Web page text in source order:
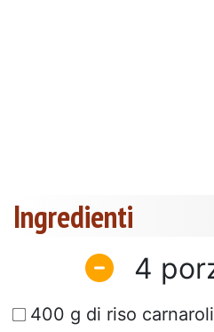
Ingredienti
4
400 g di riso carnaroli